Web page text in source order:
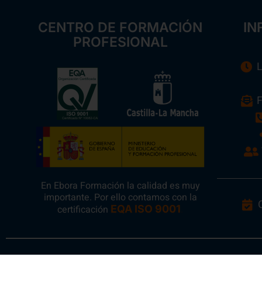
CENTRO DE FORMACIÓN
PROFESIONAL
En Ebora Formación la calidad es muy
importante. Por ello contamos con la
certificación EQA ISO 9001